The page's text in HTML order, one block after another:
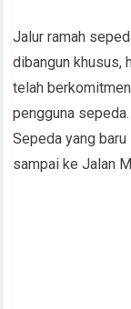
Jalur ramah
dibangun khusus,
telah
pengguna
Sepeda yang
sampai ke Jalan